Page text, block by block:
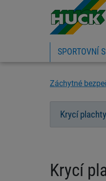
SPORTOVNÍ
Záchytné
Krycí
Krycí